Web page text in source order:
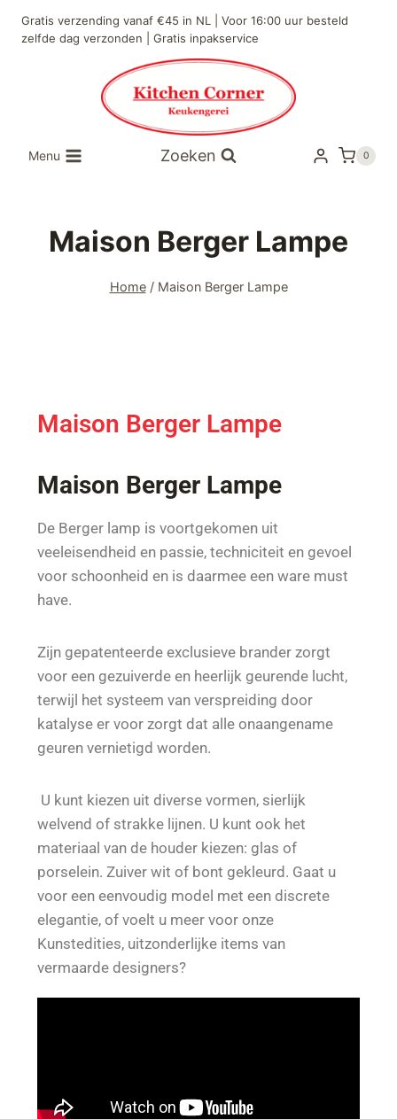
Gratis verzending vanaf €45 in NL | Voor 16:00 uur besteld
zelfde dag verzonden | Gratis inpakservice
Menu Zoeken 0
Maison Berger Lampe
Home / Maison Berger Lampe
Maison Berger Lampe
Maison Berger Lampe
De Berger lamp is voortgekomen uit
veeleisendheid en passie, techniciteit en gevoel
voor schoonheid en is daarmee een ware must
have.
Zijn gepatenteerde exclusieve brander zorgt
voor een gezuiverde en heerlijk geurende lucht,
terwijl het systeem van verspreiding door
katalyse er voor zorgt dat alle onaangename
geuren vernietigd worden.
U kunt kiezen uit diverse vormen, sierlijk
welvend of strakke lijnen. U kunt ook het
materiaal van de houder kiezen: glas of
porselein. Zuiver wit of bont gekleurd. Gaat u
voor een eenvoudig model met een discrete
elegantie, of voelt u meer voor onze
Kunstedities, uitzonderlijke items van
vermaarde designers?